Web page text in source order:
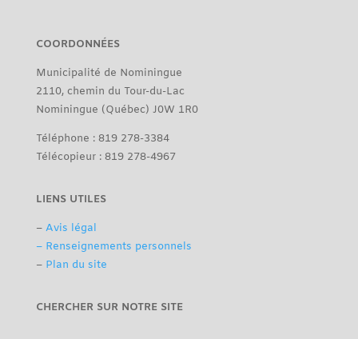
COORDONNÉES
Municipalité de Nominingue
2110, chemin du Tour-du-Lac
Nominingue (Québec) J0W 1R0
Téléphone : 819 278-3384
Télécopieur : 819 278-4967
LIENS UTILES
– Avis légal
– Renseignements personnels
– Plan du site
CHERCHER SUR NOTRE SITE